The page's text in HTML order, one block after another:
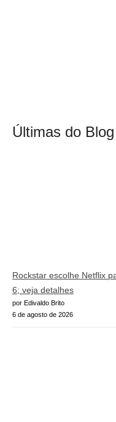
Últimas do Blog
Rockstar escolhe Netflix
6; veja detalhes
por Edivaldo Brito
6 de agosto de 2026